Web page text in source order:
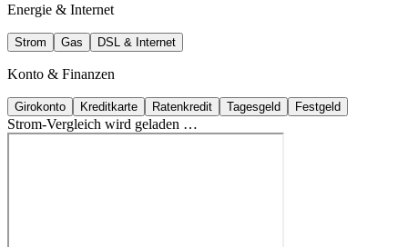
Energie & Internet
Strom Gas DSL & Internet
Konto & Finanzen
Girokonto Kreditkarte Ratenkredit Tagesgeld Festgeld
Strom-Vergleich wird geladen …